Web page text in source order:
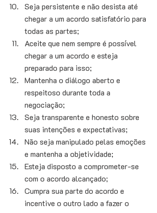
Seja persistente e não desista até
chegar a um acordo satisfatório para
todas as partes;
Aceite que nem sempre é possível
chegar a um acordo e esteja
preparado para isso;
Mantenha o diálogo aberto e
respeitoso durante toda a
negociação;
Seja transparente e honesto sobre
suas intenções e expectativas;
Não seja manipulado pelas emoções
e mantenha a objetividade;
Esteja disposto a comprometer-se
com o acordo alcançado;
Cumpra sua parte do acordo e
incentive o outro lado a fazer o